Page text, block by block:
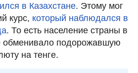
в Казахстане. Этому мог
курс, который наблюдался в
. То есть население страны в
обменивало подорожавшую
на тенге.